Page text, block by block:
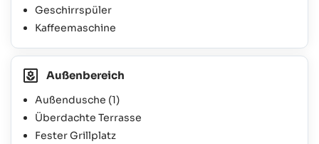
Geschirrspüler
Kaffeemaschine
Außenbereich
Außendusche (1)
Überdachte Terrasse
Fester Grillplatz